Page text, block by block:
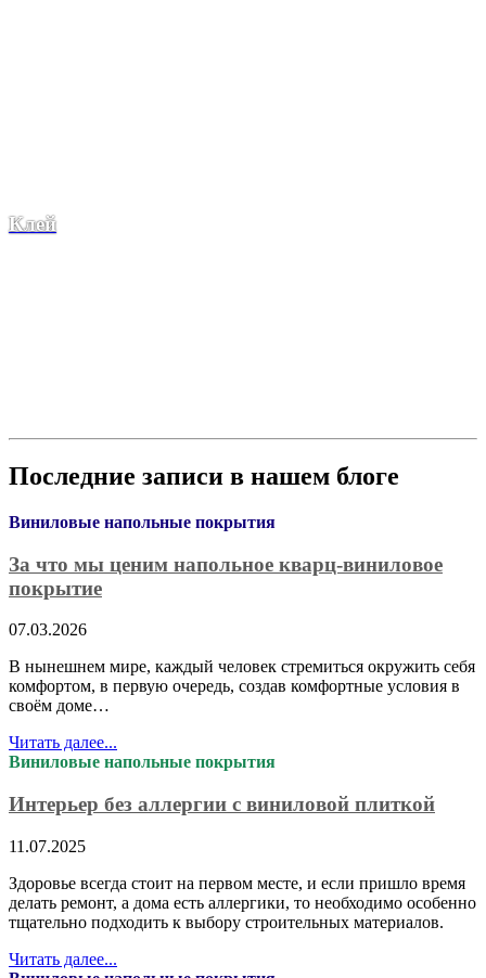
Клей
Последние записи в нашем блоге
Виниловые напольные покрытия
За что мы ценим напольное кварц-виниловое
покрытие
07.03.2026
В нынешнем мире, каждый человек стремиться окружить себя
комфортом, в первую очередь, создав комфортные условия в
своём доме…
Читать далее...
Виниловые напольные покрытия
Интерьер без аллергии с виниловой плиткой
11.07.2025
Здоровье всегда стоит на первом месте, и если пришло время
делать ремонт, а дома есть аллергики, то необходимо особенно
тщательно подходить к выбору строительных материалов.
Читать далее...